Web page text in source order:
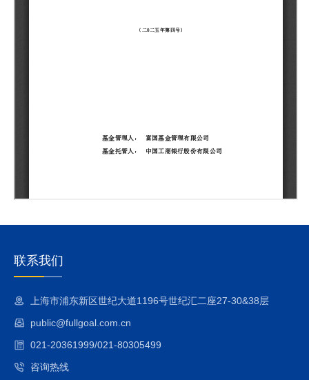
联系我们
上海市浦东新区世纪大道1196号世纪汇二座27-30&38层
public@fullgoal.com.cn
021-20361999/021-80305499
咨询热线